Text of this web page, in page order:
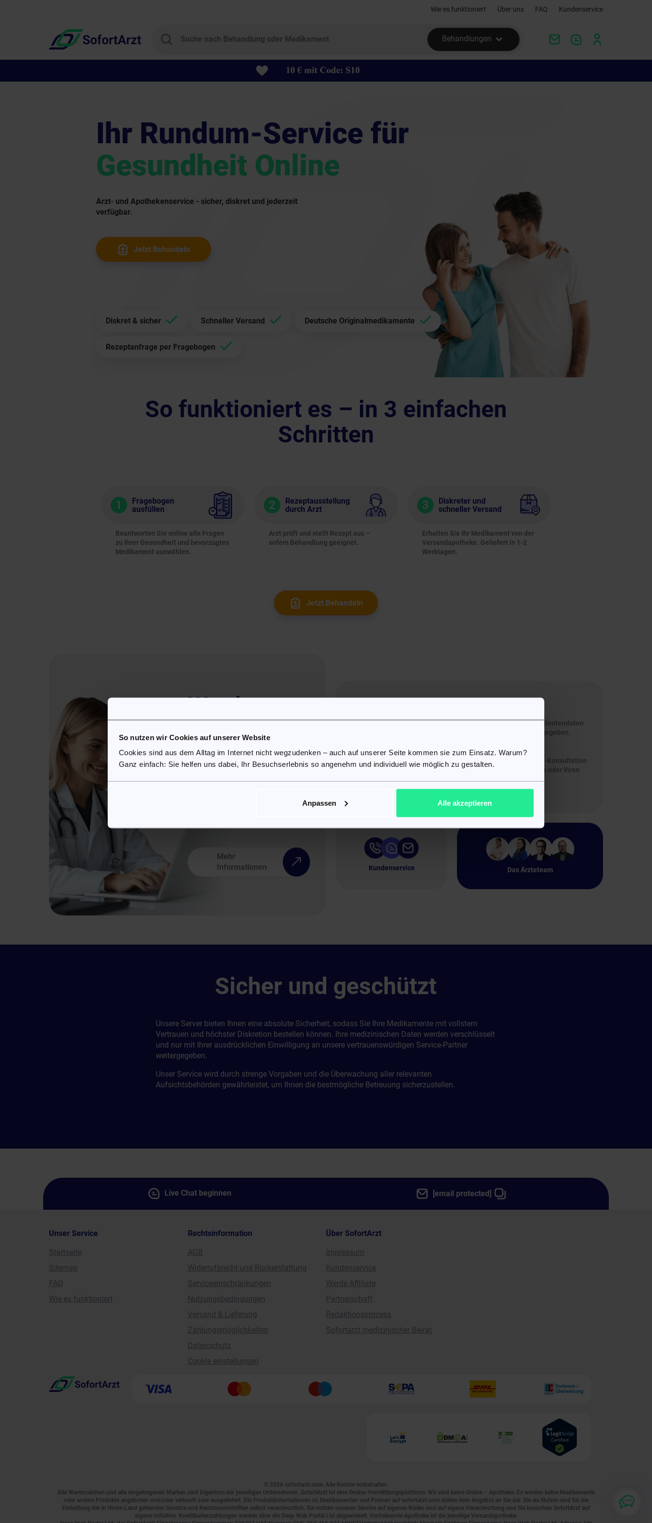
So nutzen wir Cookies auf unserer Website
Cookies sind aus dem Alltag im Internet nicht wegzudenken – auch auf unserer Seite kommen sie zum Einsatz. Warum?
Ganz einfach: Sie helfen uns dabei, Ihr Besuchserlebnis so angenehm und individuell wie möglich zu gestalten.
Anpassen Alle akzeptieren
Wie es funktioniert Über uns FAQ Kundenservice
Behandlungen
Ihr Rundum-Service für
Gesundheit Online
Arzt- und Apothekenservice - sicher, diskret und jederzeit
verfügbar.
Jetzt Behandeln
Diskret & sicher Schneller Versand Deutsche Originalmedikamente
Rezeptanfrage per Fragebogen
So funktioniert es – in 3 einfachen
Schritten
1
Fragebogen
ausfüllen
Beantworten Sie online alle Fragen
zu Ihrer Gesundheit und bevorzugtes
Medikament auswählen.
2
Rezeptausstellung
durch Arzt
Arzt prüft und stellt Rezept aus –
sofern Behandlung geeignet.
3
Diskreter und
schneller Versand
Erhalten Sie Ihr Medikament von der
Versandapotheke. Geliefert in 1-2
Werktagen.
Jetzt Behandeln
Wer ist
SofortArzt?
SofortArzt ist eine digitale Plattform, auf
Mithilfe der Telemedizin können Sie auf
Mehr
Informationen
Vertraulichkeit Ihrer persönlichen Daten gewährleistet. Ihre Patientendaten
werden streng vertraulich behandelt und nicht an Dritte weitergegeben.
Komfortabler Service
Mit SofortArzt können Sie jederzeit und von überall eine Online-Konsultation
mit einem Arzt durchführen – ganz einfach über Ihr Smartphone oder Ihren
Kundenservice Das Ärzteteam
Sicher und geschützt
Unsere Server bieten Ihnen eine absolute Sicherheit, sodass Sie Ihre Medikamente mit vollstem
Vertrauen und höchster Diskretion bestellen können. Ihre medizinischen Daten werden verschlüsselt
und nur mit Ihrer ausdrücklichen Einwilligung an unsere vertrauenswürdigen Service-Partner
weitergegeben.
Unser Service wird durch strenge Vorgaben und die Überwachung aller relevanten
Aufsichtsbehörden gewährleistet, um Ihnen die bestmögliche Betreuung sicherzustellen.
Live Chat beginnen [email protected]
Unser Service
Startseite
Sitemap
FAQ
Wie es funktioniert
Rechtsinformation
AGB
Widerrufsrecht und Rückerstattung
Serviceeinschränkungen
Nutzungsbedingungen
Versand & Lieferung
Zahlungsmöglichkeiten
Datenschutz
Cookie einstellungen
Über SofortArzt
Impressum
Kundenservice
Werde Affiliate
Partnerschaft
Redaktionsprozess
Sofortarzt medizinischer Beirat
© 2026 sofortarzt.com. Alle Rechte vorbehalten.
Alle Warenzeichen und alle eingetragenen Marken sind Eigentum der jeweiligen Unternehmen. SofortArzt ist eine Online-Vermittlungsplattform. Wir sind keine Online – Apotheke. Es werden keine Medikamente
oder andere Produkte angeboten und/oder verkauft oder ausgeliefert. Die Produktinformationen zu Medikamenten und Preisen auf sofortarzt.com stellen kein Angebot an Sie dar. Sie als Nutzer sind für die
Einhaltung der in Ihrem Land geltenden Gesetze und Rechtsvorschriften selbst verantwortlich. Sie nutzen unseren Service auf eigenes Risiko und auf eigene Verantwortung und Sie besuchen SofortArzt auf
eigene Initiative. Kreditkartenzahlungen werden über die Deep Web Portal Ltd abgewickelt. Vertreibende Apotheke ist die jeweilige Versandapotheke.